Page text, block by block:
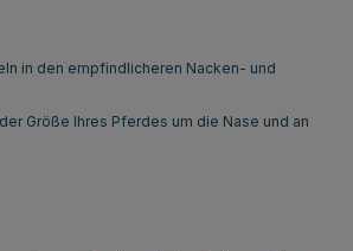
in den empfindlicheren Nacken- und
Größe Ihres Pferdes um die Nase und an